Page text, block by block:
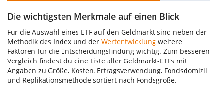
Die wichtigsten Merkmale auf einen Blick
Für die Auswahl eines ETF auf den Geldmarkt sind neben der
Methodik des Index und der Wertentwicklung weitere
Faktoren für die Entscheidungsfindung wichtig. Zum besseren
Vergleich findest du eine Liste aller Geldmarkt-ETFs mit
Angaben zu Größe, Kosten, Ertragsverwendung, Fondsdomizil
und Replikationsmethode sortiert nach Fondsgröße.